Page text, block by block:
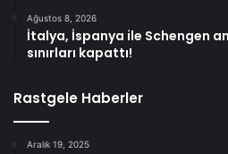
Ağustos 8, 2026
İtalya, İspanya ile Schengen
sınırları kapattı!
Rastgele Haberler
Aralık 19, 2025